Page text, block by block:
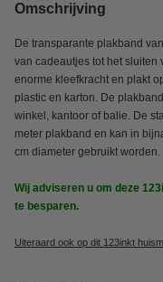
Omschrijving
De transparante plakband
van cadeautjes tot het sluiten
enorme kleefkracht en plakt
plastic en karton. De
winkel, kantoor of balie. De
meter plakband en kan in
cm diameter gebruikt worden.
Wij adviseren u om deze
te besparen.
Uiteraard ook op dit 123inkt